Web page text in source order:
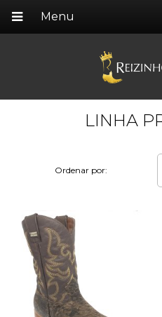
Menu
LINHA
Ordenar por: